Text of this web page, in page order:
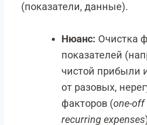
(показатели, данные).
Нюанс: Очистка
показателей
чистой прибыли
от разовых,
факторов (one-off
recurring expenses